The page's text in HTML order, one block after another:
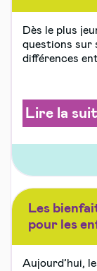
Dès le plus
questions sur
différences
Lire la
Les
pour les
Aujourd’hui,